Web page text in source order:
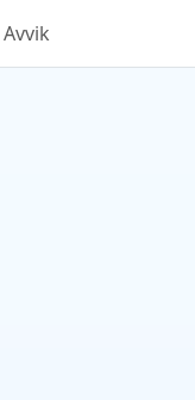
Avvik